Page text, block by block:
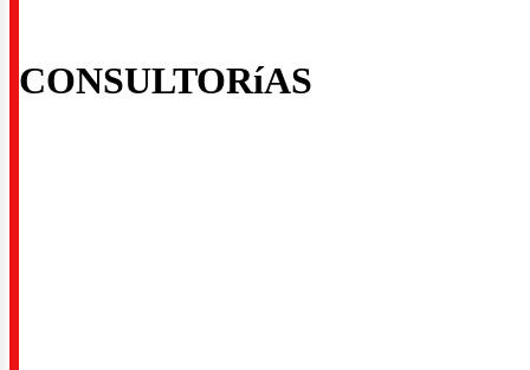
CONSULTORíAS